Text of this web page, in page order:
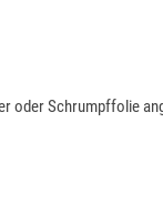
oder Schrumpffolie